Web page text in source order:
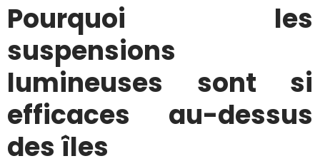
Pourquoi les
suspensions
lumineuses sont si
efficaces au-dessus
des îles